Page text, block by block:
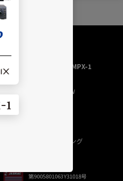
USEN MUSIC HOME／MPX-1
今流れている曲（NOW
PLAYING）
チャンネルを探す
USEN（有線）ランキング
第9005801063Y31018号